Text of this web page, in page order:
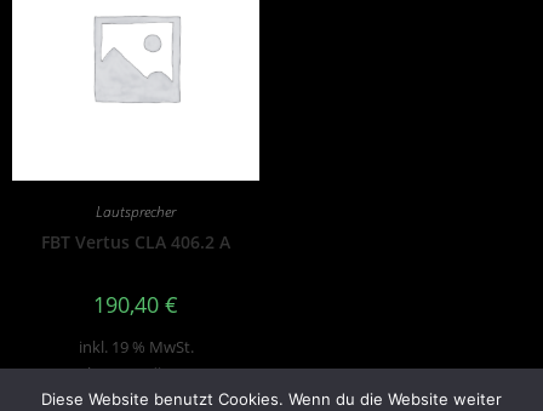
Lautsprecher
FBT Vertus CLA 406.2 A
190,40 €
inkl. 19 % MwSt.
zzgl.Versandkosten
Produkt enthält: 2Stk.
Diese Website benutzt Cookies. Wenn du die Website weiter